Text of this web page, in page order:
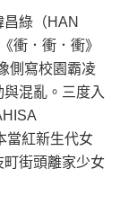
綠（HAN
衝．衝．衝》
側寫校園霸凌
混亂。三度入
當紅新生代女
街頭離家少女